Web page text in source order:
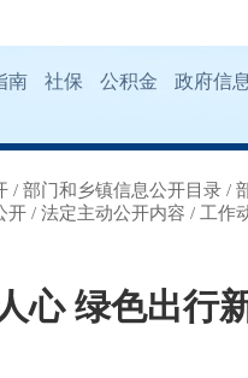
南 社保 公积金 政府信
/ 部门和乡镇信息公开目录 /
开 / 法定主动公开内容 / 工作
心 绿色出行